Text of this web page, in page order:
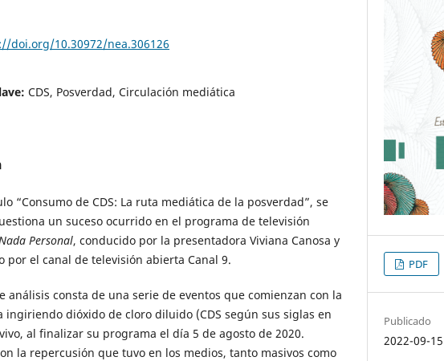
doi.org/10.30972/nea.306126
CDS, Posverdad, Circulación mediática
“Consumo de CDS: La ruta mediática de la posverdad”, se
un suceso ocurrido en el programa de televisión
Personal, conducido por la presentadora Viviana Canosa y
por el canal de televisión abierta Canal 9.
análisis consta de una serie de eventos que comienzan con la
ingiriendo dióxido de cloro diluido (CDS según sus siglas en
al finalizar su programa el día 5 de agosto de 2020.
la repercusión que tuvo en los medios, tanto masivos como
PDF
Publicado
2022-09-15